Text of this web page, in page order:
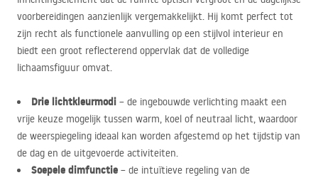
voorbereidingen aanzienlijk vergemakkelijkt. Hij komt perfect tot
zijn recht als functionele aanvulling op een stijlvol interieur en
biedt een groot reflecterend oppervlak dat de volledige
lichaamsfiguur omvat.
Drie lichtkleurmodi – de ingebouwde verlichting maakt een
vrije keuze mogelijk tussen warm, koel of neutraal licht, waardoor
de weerspiegeling ideaal kan worden afgestemd op het tijdstip van
de dag en de uitgevoerde activiteiten.
Soepele dimfunctie – de intuïtieve regeling van de